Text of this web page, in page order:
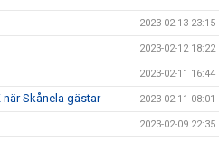
2023-02-13 23:15
2023-02-12 18:22
2023-02-11 16:44
Skånela gästar 2023-02-11 08:01
2023-02-09 22:35